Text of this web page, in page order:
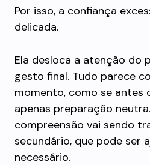
Por isso, a confiança
delicada.
Ela desloca a atenção do
gesto final. Tudo parece
momento, como se antes
apenas preparação
compreensão vai sendo
secundário, que pode ser
necessário.